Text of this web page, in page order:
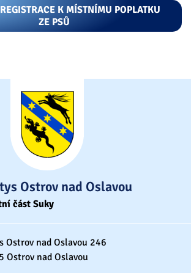
K MÍSTNÍMU POPLATKU
ZE PSŮ
Ostrov nad Oslavou
část Suky
Ostrov nad Oslavou 246
Ostrov nad Oslavou